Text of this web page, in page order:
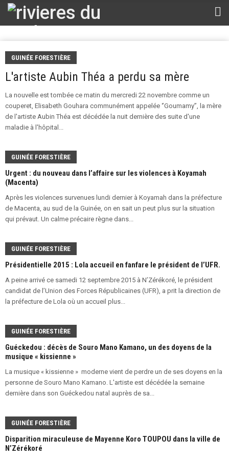
GUINÉE FORESTIÈRE
L'artiste Aubin Théa a perdu sa mère
La nouvelle est tombée ce matin du mercredi 22 novembre comme un
couperet, Elisabeth Gouhara communément appelée ‘’Goumamy’’, la mère
de l'artiste Aubin Théa est décédée la nuit dernière des suite d'une
maladie à l'hôpital...
GUINÉE FORESTIÈRE
Urgent : du nouveau dans l’affaire sur les violences à Koyamah
(Macenta)
Après les violences survenues lundi dernier à Koyamah dans la préfecture
de Macenta, au sud de la Guinée, on en sait un peut plus sur la situation
qui prévaut. Un calme précaire règne dans...
GUINÉE FORESTIÈRE
Présidentielle 2015 : Lola accueil en fanfare le président de l’UFR.
A peine arrivé ce samedi 12 septembre 2015 à N’Zérékoré, le président
candidat de l’Union des Forces Républicaines (UFR), a prit la direction de
la préfecture de Lola où un accueil plus...
GUINÉE FORESTIÈRE
Guéckedou : décès de Souro Mano Kamano, un des doyens de la
musique « kissienne »
La musique « kissienne » moderne vient de perdre un de ses doyens en la
personne de Souro Mano Kamano. L'artiste est décédée la semaine
dernière dans son Guéckedou natal auprès de sa...
GUINÉE FORESTIÈRE
Disparition miraculeuse de Mayenne Koro TOUPOU dans la ville de
N’Zérékoré